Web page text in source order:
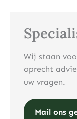
Wij staan
oprecht
uw vragen.
Mail ons